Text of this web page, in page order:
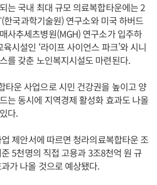
는 국내 최대 규모 의료복합타운에는 2
한국과학기술원) 연구소와 미국 하버드
사추세츠병원(MGH) 연구소가 입주하
육시설인 ‘라이프 사이언스 파크’와 시니
를 갖춘 노인복지시설도 마련된다.
타운 사업으로 시민 건강권을 높이고 양
는 동시에 지역경제 활성화 효과도 나올
다.
제안서에 따르면 청라의료복합타운 조
5천명의 직접 고용과 3조8천억 원 규
가 나올 것으로 예상됐다.